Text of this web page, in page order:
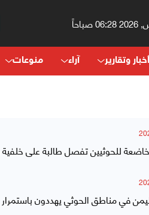
أخبار وتقارير آراء منوعات
للحوثيين تفصل طالبة على
في مناطق الحوثي يهددون